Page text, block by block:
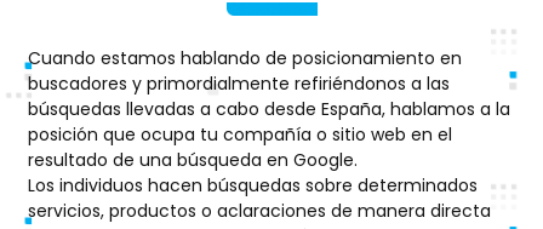
Cuando estamos hablando de posicionamiento en
buscadores y primordialmente refiriéndonos a las
búsquedas llevadas a cabo desde España, hablamos a la
posición que ocupa tu compañía o sitio web en el
resultado de una búsqueda en Google.
Los individuos hacen búsquedas sobre determinados
servicios, productos o aclaraciones de manera directa